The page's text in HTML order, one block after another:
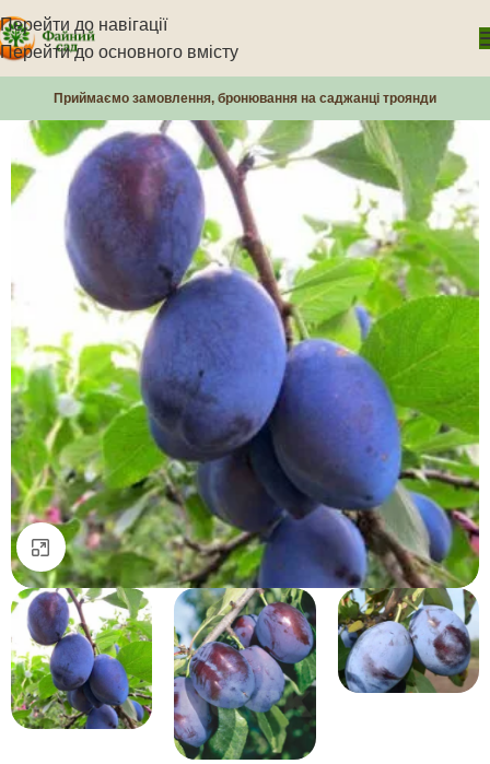
Перейти до навігації
Перейти до основного вмісту
Приймаємо замовлення, бронювання на саджанці троянди
Натисніть, щоб збільшити